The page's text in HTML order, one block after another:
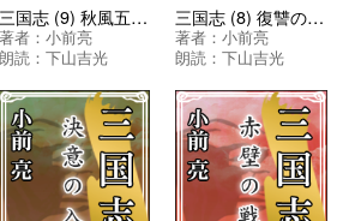
三国志 (9) 秋風五丈原
著者： 小前亮
朗読： 下山吉光
三国志 (8) 復讐の東征
著者：小前亮
朗読：下山吉光